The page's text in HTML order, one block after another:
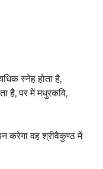
स्नेह होता है,
है, पर में मधुरकवि,
करेगा वह श्रीवैकुण्ठ में